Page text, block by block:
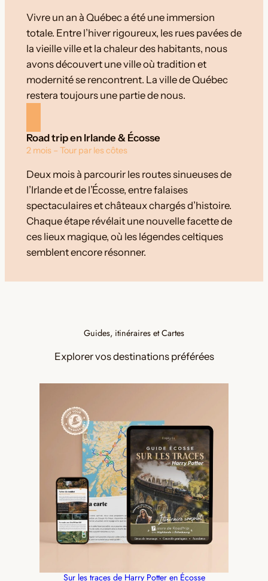
Vivre un an à Québec a été une immersion
totale. Entre l’hiver rigoureux, les rues pavées de
la vieille ville et la chaleur des habitants, nous
avons découvert une ville où tradition et
modernité se rencontrent. La ville de Québec
restera toujours une partie de nous.
Road trip en Irlande & Écosse
2 mois – Tour par les côtes
Deux mois à parcourir les routes sinueuses de
l’Irlande et de l’Écosse, entre falaises
spectaculaires et châteaux chargés d’histoire.
Chaque étape révélait une nouvelle facette de
ces lieux magique, où les légendes celtiques
semblent encore résonner.
Guides, itinéraires et Cartes
Explorer vos destinations préférées
Sur les traces de Harry Potter en Écosse